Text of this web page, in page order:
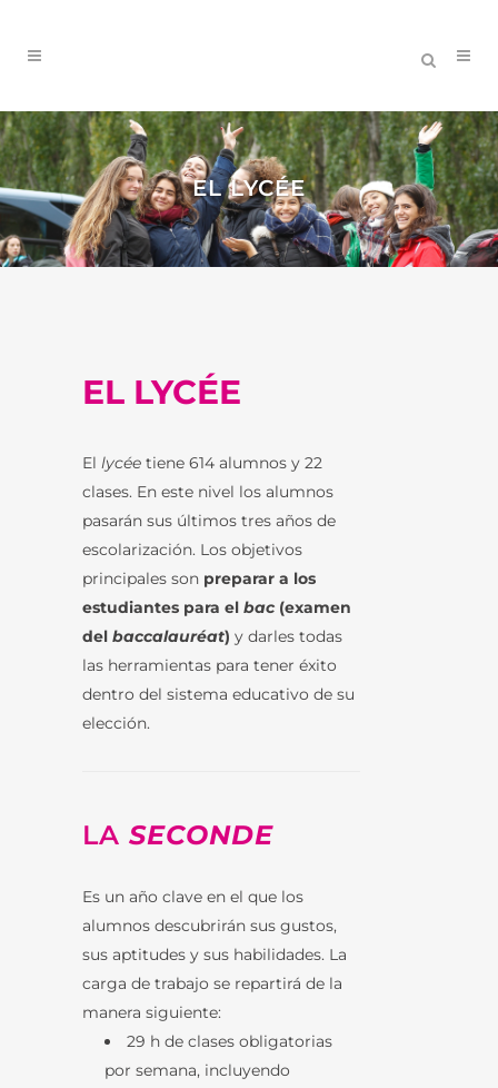
EL LYCÉE
EL LYCÉE
El lycée tiene 614 alumnos y 22
clases. En este nivel los alumnos
pasarán sus últimos tres años de
escolarización. Los objetivos
principales son preparar a los
estudiantes para el bac (examen
del baccalauréat) y darles todas
las herramientas para tener éxito
dentro del sistema educativo de su
elección.
LA SECONDE
Es un año clave en el que los
alumnos descubrirán sus gustos,
sus aptitudes y sus habilidades. La
carga de trabajo se repartirá de la
manera siguiente:
29 h de clases obligatorias
por semana, incluyendo